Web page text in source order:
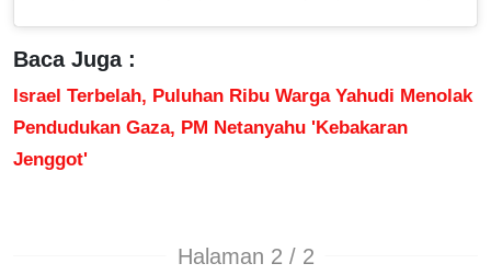
Baca Juga :
Israel Terbelah, Puluhan Ribu Warga Yahudi Menolak
Pendudukan Gaza, PM Netanyahu 'Kebakaran
Jenggot'
Halaman 2 / 2